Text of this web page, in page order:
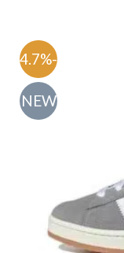
-54.7%
NEW